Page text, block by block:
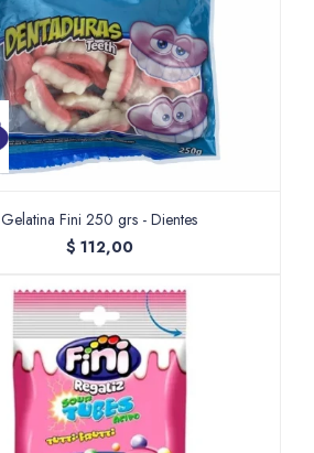
Gelatina Fini 250 grs - Dientes
$ 112,00